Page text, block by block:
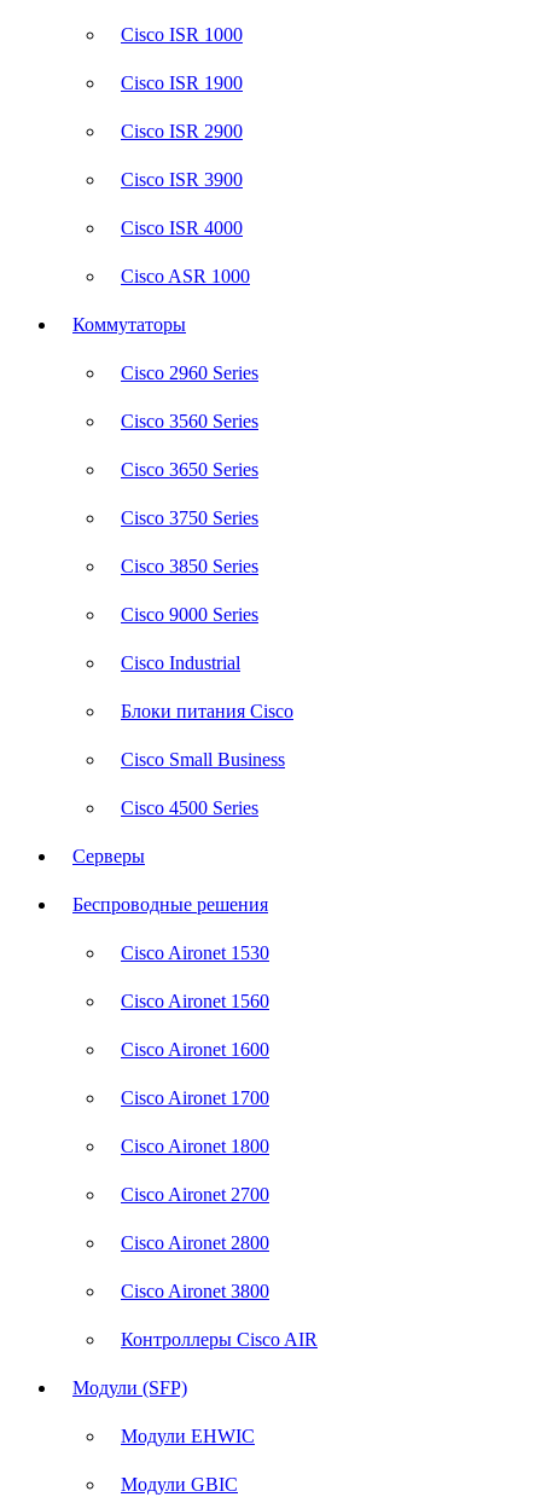
Cisco ISR 1000
Cisco ISR 1900
Cisco ISR 2900
Cisco ISR 3900
Cisco ISR 4000
Cisco ASR 1000
Коммутаторы
Cisco 2960 Series
Cisco 3560 Series
Cisco 3650 Series
Cisco 3750 Series
Cisco 3850 Series
Cisco 9000 Series
Cisco Industrial
Блоки питания Cisco
Cisco Small Business
Cisco 4500 Series
Серверы
Беспроводные решения
Cisco Aironet 1530
Cisco Aironet 1560
Cisco Aironet 1600
Cisco Aironet 1700
Cisco Aironet 1800
Cisco Aironet 2700
Cisco Aironet 2800
Cisco Aironet 3800
Контроллеры Cisco AIR
Модули (SFP)
Модули EHWIC
Модули GBIC